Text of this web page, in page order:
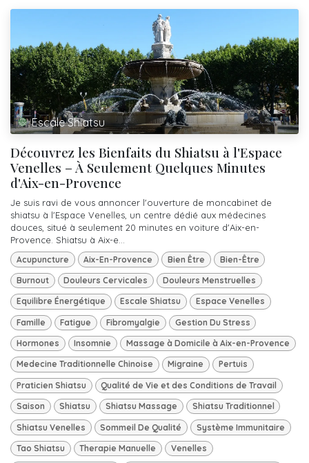
Escale Shiatsu
Découvrez les Bienfaits du Shiatsu à l'Espace
Venelles – À Seulement Quelques Minutes
d'Aix-en-Provence
Je suis ravi de vous annoncer l'ouverture de moncabinet de
shiatsu à l'Espace Venelles, un centre dédié aux médecines
douces, situé à seulement 20 minutes en voiture d'Aix-en-
Provence. Shiatsu à Aix-e...
Acupuncture Aix-En-Provence Bien Être Bien-Être
Burnout Douleurs Cervicales Douleurs Menstruelles
Equilibre Énergétique Escale Shiatsu Espace Venelles
Famille Fatigue Fibromyalgie Gestion Du Stress
Hormones Insomnie Massage à Domicile à Aix-en-Provence
Medecine Traditionnelle Chinoise Migraine Pertuis
Praticien Shiatsu Qualité de Vie et des Conditions de Travail
Saison Shiatsu Shiatsu Massage Shiatsu Traditionnel
Shiatsu Venelles Sommeil De Qualité Système Immunitaire
Tao Shiatsu Therapie Manuelle Venelles